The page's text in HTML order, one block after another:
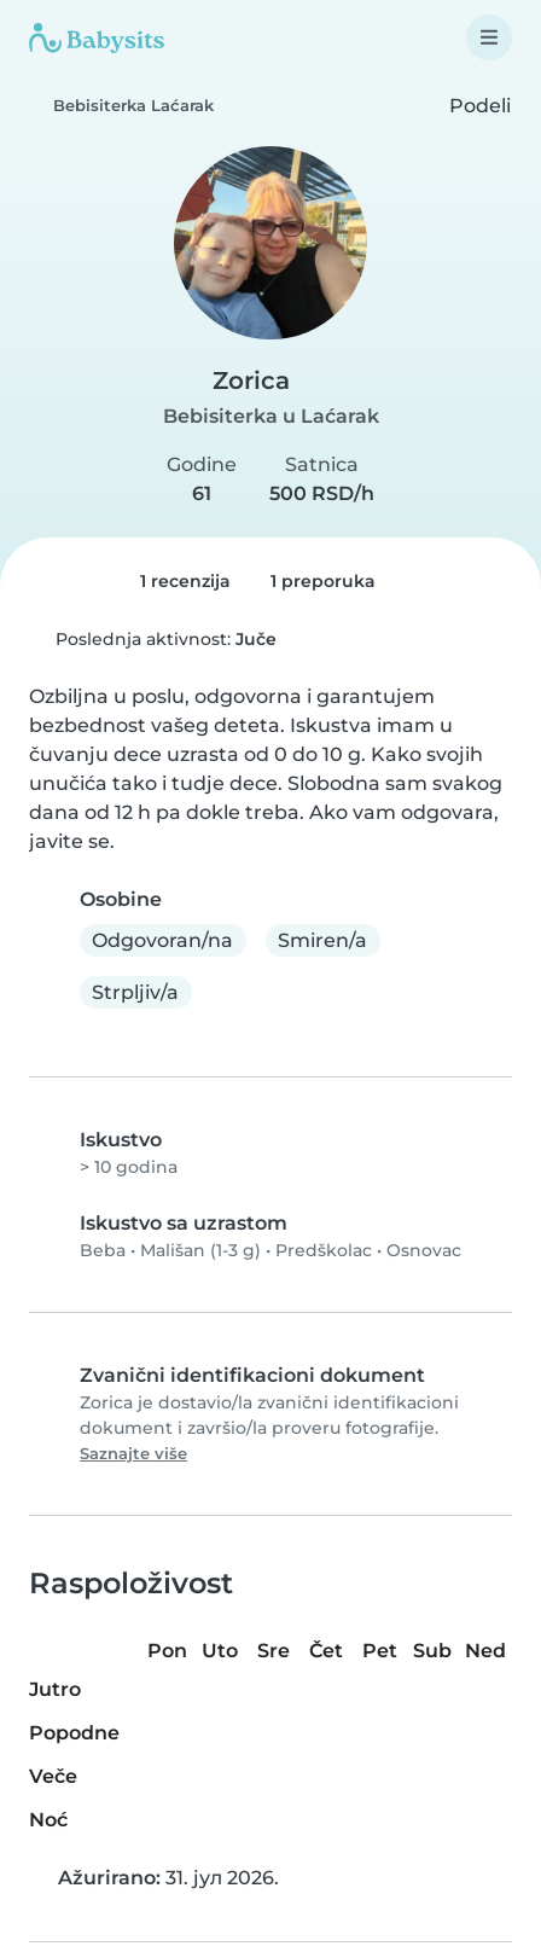
Bebisiterka Laćarak Podeli
Zorica
Bebisiterka u Laćarak
Godine
61
Satnica
500 RSD/h
1 recenzija 1 preporuka
Poslednja aktivnost: Juče
Ozbiljna u poslu, odgovorna i garantujem
bezbednost vašeg deteta. Iskustva imam u
čuvanju dece uzrasta od 0 do 10 g. Kako svojih
unučića tako i tudje dece. Slobodna sam svakog
dana od 12 h pa dokle treba. Ako vam odgovara,
javite se.
Osobine
Odgovoran/na
Smiren/a
Strpljiv/a
Iskustvo
> 10 godina
Iskustvo sa uzrastom
Beba • Mališan (1-3 g) • Predškolac • Osnovac
Zvanični identifikacioni dokument
Zorica je dostavio/la zvanični identifikacioni
dokument i završio/la proveru fotografije.
Saznajte više
Raspoloživost
Pon Uto Sre Čet Pet Sub
Ned
Jutro
Popodne
Veče
Noć
Ažurirano: 31. јул 2026.